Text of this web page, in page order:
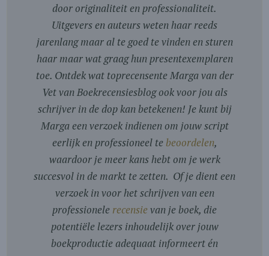
door originaliteit en professionaliteit.
Uitgevers en auteurs weten haar reeds
jarenlang maar al te goed te vinden en sturen
haar maar wat graag hun presentexemplaren
toe. Ontdek wat toprecensente Marga van der
Vet van Boekrecensiesblog ook voor jou als
schrijver in de dop kan betekenen! Je kunt bij
Marga een verzoek indienen om jouw script
eerlijk en professioneel te beoordelen,
waardoor je meer kans hebt om je werk
succesvol in de markt te zetten. Of je dient een
verzoek in voor het schrijven van een
professionele recensievan je boek, die
potentiële lezers inhoudelijk over jouw
boekproductie adequaat informeert én